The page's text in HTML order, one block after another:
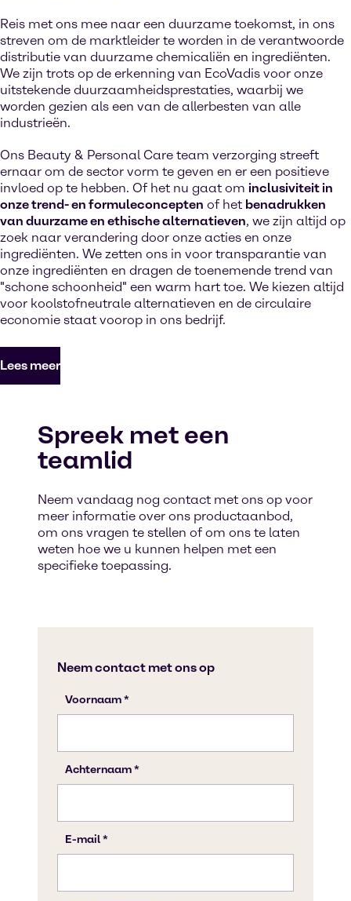
Reis met ons mee naar een duurzame toekomst, in ons
streven om de marktleider te worden in de verantwoorde
distributie van duurzame chemicaliën en ingrediënten.
We zijn trots op de erkenning van EcoVadis voor onze
uitstekende duurzaamheidsprestaties, waarbij we
worden gezien als een van de allerbesten van alle
industrieën.
Ons Beauty & Personal Care team verzorging streeft
ernaar om de sector vorm te geven en er een positieve
invloed op te hebben. Of het nu gaat om inclusiviteit in
onze trend- en formuleconcepten of het benadrukken
van duurzame en ethische alternatieven, we zijn altijd op
zoek naar verandering door onze acties en onze
ingrediënten. We zetten ons in voor transparantie van
onze ingrediënten en dragen de toenemende trend van
"schone schoonheid" een warm hart toe. We kiezen altijd
voor koolstofneutrale alternatieven en de circulaire
economie staat voorop in ons bedrijf.
Lees meer
Spreek met een
teamlid
Neem vandaag nog contact met ons op voor
meer informatie over ons productaanbod,
om ons vragen te stellen of om ons te laten
weten hoe we u kunnen helpen met een
specifieke toepassing.